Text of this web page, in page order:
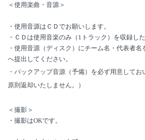
＜使用楽曲・音源＞
・使用音源はＣＤでお願いします。
・ＣＤは使用音楽のみ（ 1 トラック）を収録し
・使用音源（ディスク）にチーム名・代表者
へ提出してください。
・バックアップ音源（予備）を必ず用意して
原則返却いたしません。）
＜撮影＞
・撮影はOKです。